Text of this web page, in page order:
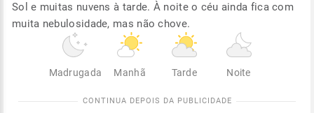
Sol e muitas nuvens à tarde. À noite o céu ainda fica com
muita nebulosidade, mas não chove.
Madrugada Manhã Tarde Noite